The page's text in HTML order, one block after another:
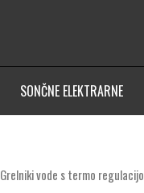
SONČNE ELEKTRARNE
Grelniki vode s termo regulacijo